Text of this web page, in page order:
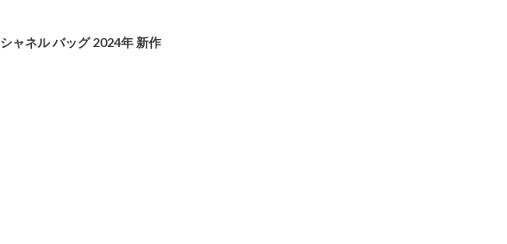
シャネル バッグ 2024年 新作